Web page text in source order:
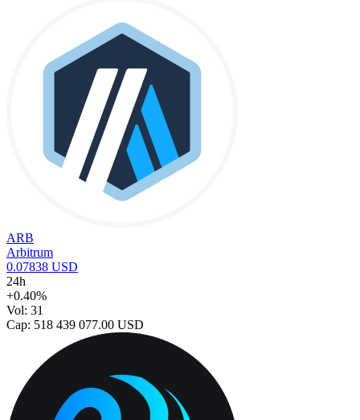
ARB
Arbitrum
0.07838 USD
24h
+0.40%
Vol: 31
Cap: 518 439 077.00 USD